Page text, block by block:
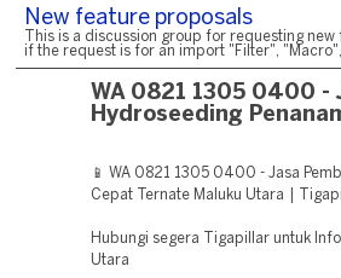
New feature proposals
This is a discussion group for requesting
if the request is for an import "Filter",
WA 0821 1305 0400 -
Hydroseeding
📱 WA 0821 1305 0400 - Jasa
Cepat Ternate Maluku Utara |
Hubungi segera Tigapillar untuk
Utara